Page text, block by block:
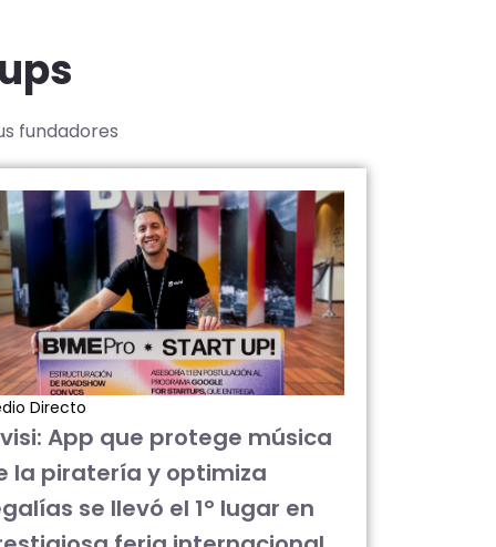
fundadores
Directo
App que protege música
la piratería y optimiza
se llevó el 1° lugar en